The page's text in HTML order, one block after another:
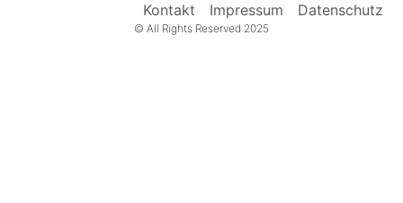
Kontakt Impressum Datenschutz
© All Rights Reserved 2025